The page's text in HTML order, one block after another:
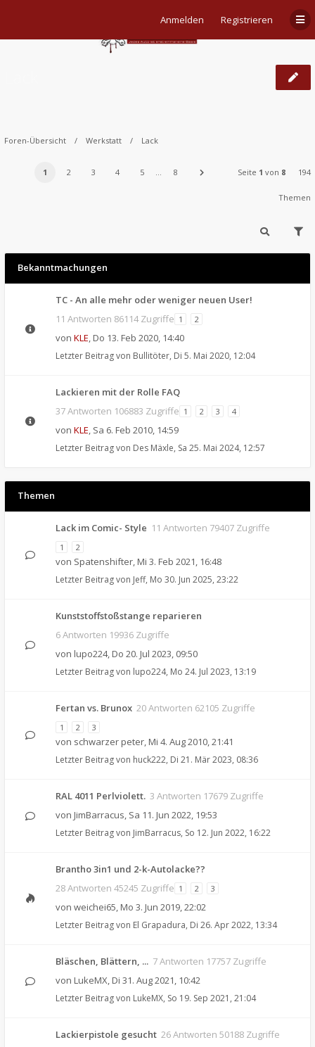
Anmelden Registrieren
Foren-Übersicht Werkstatt Lack
1 2 3 4 5 … 8 Seite 1 von 8 194
Themen
Bekanntmachungen
TC - An alle mehr oder weniger neuen User!
11 Antworten 86114 Zugriffe 1 2
von KLE, Do 13. Feb 2020, 14:40
Letzter Beitrag von Bullitöter, Di 5. Mai 2020, 12:04
Lackieren mit der Rolle FAQ
37 Antworten 106883 Zugriffe 1 2 3 4
von KLE, Sa 6. Feb 2010, 14:59
Letzter Beitrag von Des Mäxle, Sa 25. Mai 2024, 12:57
Themen
Lack im Comic- Style 11 Antworten 79407 Zugriffe
1 2
von Spatenshifter, Mi 3. Feb 2021, 16:48
Letzter Beitrag von Jeff, Mo 30. Jun 2025, 23:22
Kunststoffstoßstange reparieren
6 Antworten 19936 Zugriffe
von lupo224, Do 20. Jul 2023, 09:50
Letzter Beitrag von lupo224, Mo 24. Jul 2023, 13:19
Fertan vs. Brunox 20 Antworten 62105 Zugriffe
1 2 3
von schwarzer peter, Mi 4. Aug 2010, 21:41
Letzter Beitrag von huck222, Di 21. Mär 2023, 08:36
RAL 4011 Perlviolett. 3 Antworten 17679 Zugriffe
von JimBarracus, Sa 11. Jun 2022, 19:53
Letzter Beitrag von JimBarracus, So 12. Jun 2022, 16:22
Brantho 3in1 und 2-k-Autolacke??
28 Antworten 45245 Zugriffe 1 2 3
von weichei65, Mo 3. Jun 2019, 22:02
Letzter Beitrag von El Grapadura, Di 26. Apr 2022, 13:34
Bläschen, Blättern, ... 7 Antworten 17757 Zugriffe
von LukeMX, Di 31. Aug 2021, 10:42
Letzter Beitrag von LukeMX, So 19. Sep 2021, 21:04
Lackierpistole gesucht 26 Antworten 50188 Zugriffe